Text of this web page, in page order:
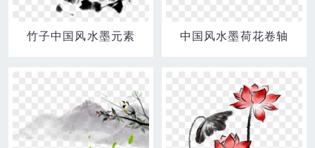
竹子中国风水墨元素 中国风水墨荷花卷轴